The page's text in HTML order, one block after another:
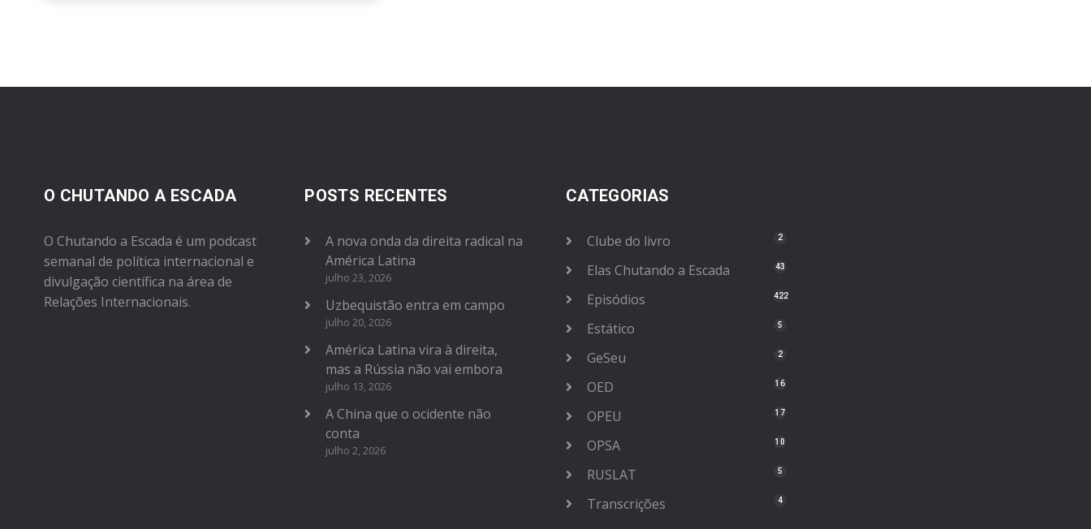
O CHUTANDO A ESCADA
O Chutando a Escada é um podcast
semanal de política internacional e
divulgação científica na área de
Relações Internacionais.
POSTS RECENTES
A nova onda da direita radical na
América Latina
julho 23, 2026
Uzbequistão entra em campo
julho 20, 2026
América Latina vira à direita,
mas a Rússia não vai embora
julho 13, 2026
A China que o ocidente não
conta
julho 2, 2026
CATEGORIAS
Clube do livro 2
Elas Chutando a Escada 43
Episódios 422
Estático 5
GeSeu 2
OED 16
OPEU 17
OPSA 10
RUSLAT 5
Transcrições 4